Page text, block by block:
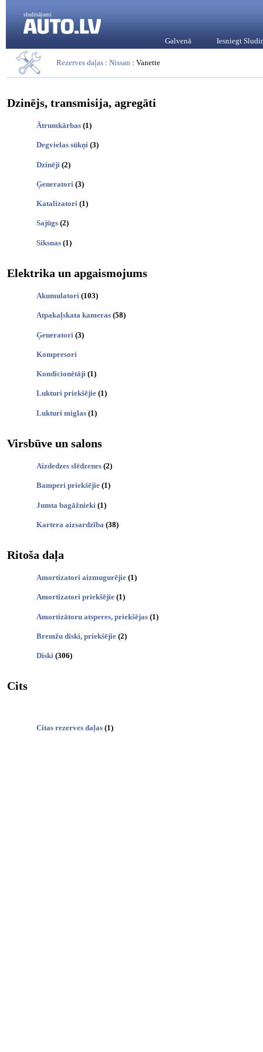
sludinājumi
Galvenā Iesniegt
Rezerves daļas : Nissan : Vanette
Dzinējs, transmisija, agregāti
Ātrumkārbas (1)
Degvielas sūkņi (3)
Dzinēji (2)
Ģeneratori (3)
Katalizatori (1)
Sajūgs (2)
Siksnas (1)
Elektrika un apgaismojums
Akumulatori (103)
Atpakaļskata kameras (58)
Ģeneratori (3)
Kompresori
Kondicionētāji (1)
Lukturi priekšējie (1)
Lukturi miglas (1)
Virsbūve un salons
Aizdedzes slēdzenes (2)
Bamperi priekšējie (1)
Jumta bagāžnieki (1)
Kartera aizsardzība (38)
Ritoša daļa
Amortizatori aizmugurējie (1)
Amortizatori priekšējie (1)
Amortizātoru atsperes, priekšējas (1)
Bremžu diski, priekšējie (2)
Diski (306)
Cits
Citas rezerves daļas (1)